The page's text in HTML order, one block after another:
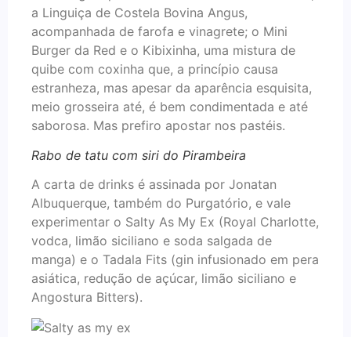
a Linguiça de Costela Bovina Angus,
acompanhada de farofa e vinagrete; o Mini
Burger da Red e o Kibixinha, uma mistura de
quibe com coxinha que, a princípio causa
estranheza, mas apesar da aparência esquisita,
meio grosseira até, é bem condimentada e até
saborosa. Mas prefiro apostar nos pastéis.
Rabo de tatu com siri do Pirambeira
A carta de drinks é assinada por Jonatan
Albuquerque, também do Purgatório, e vale
experimentar o Salty As My Ex (Royal Charlotte,
vodca, limão siciliano e soda salgada de
manga) e o Tadala Fits (gin infusionado em pera
asiática, redução de açúcar, limão siciliano e
Angostura Bitters).